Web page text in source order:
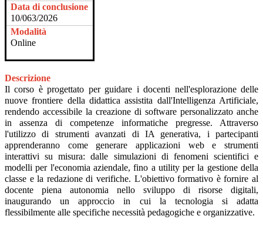
Data di conclusione
10/063/2026
Modalità
Online
Descrizione
Il corso è progettato per guidare i docenti nell'esplorazione delle
nuove frontiere della didattica assistita dall'Intelligenza Artificiale,
rendendo accessibile la creazione di software personalizzato anche
in assenza di competenze informatiche pregresse. Attraverso
l'utilizzo di strumenti avanzati di IA generativa, i partecipanti
apprenderanno come generare applicazioni web e strumenti
interattivi su misura: dalle simulazioni di fenomeni scientifici e
modelli per l'economia aziendale, fino a utility per la gestione della
classe e la redazione di verifiche. L'obiettivo formativo è fornire al
docente piena autonomia nello sviluppo di risorse digitali,
inaugurando un approccio in cui la tecnologia si adatta
flessibilmente alle specifiche necessità pedagogiche e organizzative.